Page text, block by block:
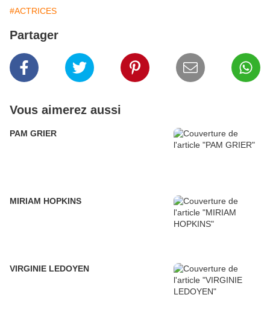
#ACTRICES
Partager
Vous aimerez aussi
PAM GRIER
MIRIAM HOPKINS
VIRGINIE LEDOYEN